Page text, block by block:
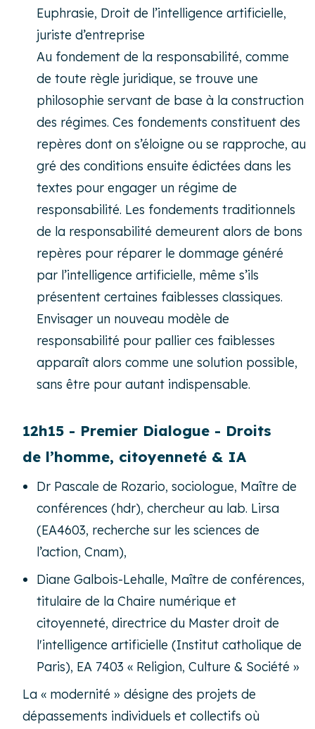
Euphrasie, Droit de l’intelligence artificielle,
juriste d’entreprise
Au fondement de la responsabilité, comme
de toute règle juridique, se trouve une
philosophie servant de base à la construction
des régimes. Ces fondements constituent des
repères dont on s’éloigne ou se rapproche, au
gré des conditions ensuite édictées dans les
textes pour engager un régime de
responsabilité. Les fondements traditionnels
de la responsabilité demeurent alors de bons
repères pour réparer le dommage généré
par l’intelligence artificielle, même s’ils
présentent certaines faiblesses classiques.
Envisager un nouveau modèle de
responsabilité pour pallier ces faiblesses
apparaît alors comme une solution possible,
sans être pour autant indispensable.
12h15 - Premier Dialogue - Droits
de l’homme, citoyenneté & IA
Dr Pascale de Rozario, sociologue, Maître de
conférences (hdr), chercheur au lab. Lirsa
(EA4603, recherche sur les sciences de
l’action, Cnam),
Diane Galbois-Lehalle, Maître de conférences,
titulaire de la Chaire numérique et
citoyenneté, directrice du Master droit de
l'intelligence artificielle (Institut catholique de
Paris), EA 7403 « Religion, Culture & Société »
La « modernité » désigne des projets de
dépassements individuels et collectifs où